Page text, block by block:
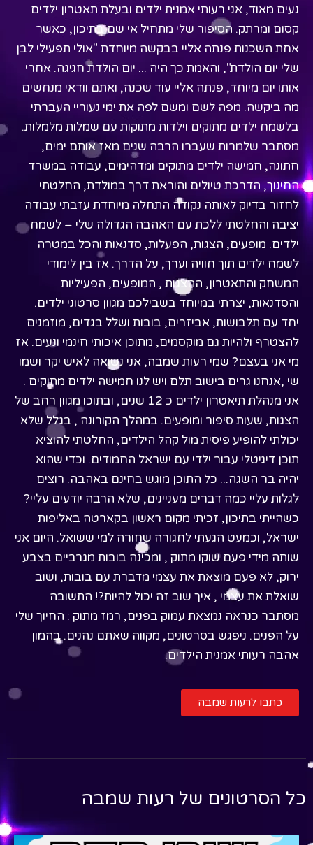
נעים מאוד, אני רעותי אמנית ילדים ובעלת תאטרון ילדים
קסום ומרתק. הסיפור שלי מתחיל אי שם בתיכון, כאשר
אחת השכנות פנתה אליי בבקשה מיוחדת "אולי תפעילי לבן
שלי יום הולדת", והאמת כך היה ... יום הולדת חגיגה. אחרי
אותו יום מיוחד, פנתה אליי עוד שכנה, ואתם וודאי מנחשים
מה ביקשה. מפה לשם ומשם לפה את ימי נעוריי העברתי
בלשמח ילדים מתוקים וילדות מתוקות עם שמלות מלמלות.
מסתבר שלמרות שעברו הרבה שנים מאז אותם ימים,
חתונה, חמישה ילדים מתוקים ומדהימים, עבודה במשרד
החינוך, הדרכת טיולים והוראת דרך במולדת, החלטתי
לחזור בדיוק לאותה נקודה התחלה מיוחדת עזבתי עבודה
יציבה והחלטתי ללכת עם האהבה הגדולה שלי – לשמח
ילדים. מופעים, הצגות, הפעלות, סדנאות והכל במטרה
לשמח ילדים תוך חוויה וערך, על הדרך. אז בין לימודי
המשחק והתאטרון, ההצגות , המופעים, הפעיליות
והסדנאות, יצרתי במיוחד בשבילכם מגוון סרטוני ילדים.
יחד עם תלבושות, אביזרים, בובות ושלל בגדים, מוזמנים
להצטרף ולהיות גם מוקסמים, מתוכן איכותי חינמי ונעים. אז
מי אני בעצם? שמי רעות שמבה, אני נשואה לאיש יקר ושמו
שי ,אנחנו גרים בישוב תלם ויש לנו חמישה ילדים מתוקים .
אני מנהלת תיאטרון ילדים כ 12 שנים, ובתוכו מגוון רחב של
הצגות, שעות סיפור ומופעים. במהלך הקורונה , בגלל שלא
יכולתי להופיע פיסית מול קהל הילדים, החלטתי להוציא
תוכן דיגיטלי עבור ילדי עם ישראל החמודים. וכדי שהוא
יהיה בר השגה... כל התוכן מוגש בחינם באהבה. רוצים
לגלות עליי כמה דברים מעניינים, שלא הרבה יודעים עליי?
כשהייתי בתיכון, זכיתי מקום ראשון בקארטה באליפות
ישראל, וכמעט הגעתי לחגורה שחורה למי ששואל. היום אני
שותה מידי פעם שוקו מתוק , ומכינה בובות מגרביים בצבע
ירוק, לא פעם מוצאת את עצמי מדברת עם בובות, ושוב
שואלת את עצמי , איך שוב זה יכול להיות?! התשובה
מסתבר כנראה נמצאת עמוק בפנים, רמז מתוק : החיוך שלי
על הפנים. ניפגש בסרטונים, מקווה שאתם נהנים. בהמון
אהבה רעותי אמנית הילדים.
כתבו לרעות שמבה
כל הסרטונים שלרעות שמבה